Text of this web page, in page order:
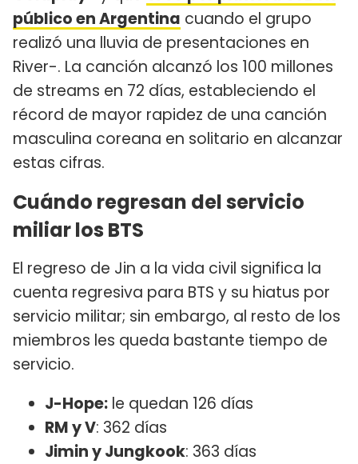
público en Argentina cuando el grupo
realizó una lluvia de presentaciones en
River-. La canción alcanzó los 100 millones
de streams en 72 días, estableciendo el
récord de mayor rapidez de una canción
masculina coreana en solitario en alcanzar
estas cifras.
Cuándo regresan del servicio
miliar los BTS
El regreso de Jin a la vida civil significa la
cuenta regresiva para BTS y su hiatus por
servicio militar; sin embargo, al resto de los
miembros les queda bastante tiempo de
servicio.
J-Hope: le quedan 126 días
RM y V: 362 días
Jimin y Jungkook: 363 días